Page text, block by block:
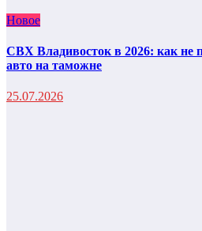
Новое
СВХ Владивосток в 2026: как не
авто на таможне
25.07.2026